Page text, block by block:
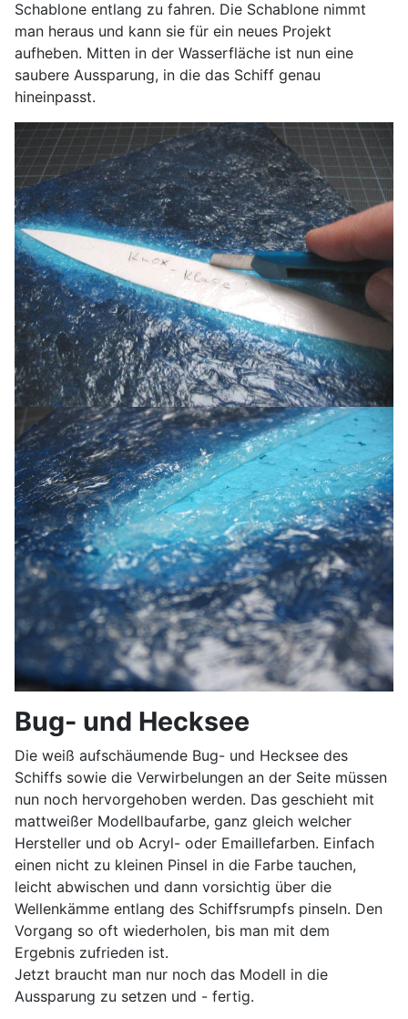
Schablone entlang zu fahren. Die Schablone nimmt
man heraus und kann sie für ein neues Projekt
aufheben. Mitten in der Wasserfläche ist nun eine
saubere Aussparung, in die das Schiff genau
hineinpasst.
Bug- und Hecksee
Die weiß aufschäumende Bug- und Hecksee des
Schiffs sowie die Verwirbelungen an der Seite müssen
nun noch hervorgehoben werden. Das geschieht mit
mattweißer Modellbaufarbe, ganz gleich welcher
Hersteller und ob Acryl- oder Emaillefarben. Einfach
einen nicht zu kleinen Pinsel in die Farbe tauchen,
leicht abwischen und dann vorsichtig über die
Wellenkämme entlang des Schiffsrumpfs pinseln. Den
Vorgang so oft wiederholen, bis man mit dem
Ergebnis zufrieden ist.
Jetzt braucht man nur noch das Modell in die
Aussparung zu setzen und - fertig.